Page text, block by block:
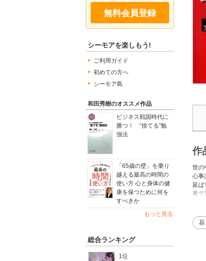
無料会員登録
シーモアを楽しもう!
ご利用ガイド
初めての方へ
シーモア島
和田秀樹のオススメ作品
ビジネス戦国時代に
勝つ！ “捨てる”勉
強法
「65歳の壁」を乗り
越える最高の時間の
使い方 心と身体の健
康を保つために何を
すべきか
もっと見る
総合ランキング
1位
作
世の
心事
延ば
巷で
う